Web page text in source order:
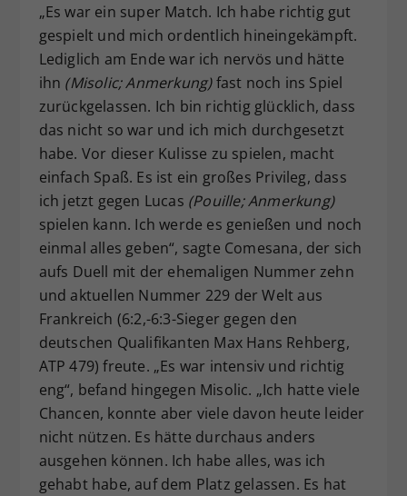
„Es war ein super Match. Ich habe richtig gut
gespielt und mich ordentlich hineingekämpft.
Lediglich am Ende war ich nervös und hätte
ihn (Misolic; Anmerkung)fast noch ins Spiel
zurückgelassen. Ich bin richtig glücklich, dass
das nicht so war und ich mich durchgesetzt
habe. Vor dieser Kulisse zu spielen, macht
einfach Spaß. Es ist ein großes Privileg, dass
ich jetzt gegen Lucas (Pouille; Anmerkung)
spielen kann. Ich werde es genießen und noch
einmal alles geben“, sagte Comesana, der sich
aufs Duell mit der ehemaligen Nummer zehn
und aktuellen Nummer 229 der Welt aus
Frankreich (6:2,-6:3-Sieger gegen den
deutschen Qualifikanten Max Hans Rehberg,
ATP 479) freute. „Es war intensiv und richtig
eng“, befand hingegen Misolic. „Ich hatte viele
Chancen, konnte aber viele davon heute leider
nicht nützen. Es hätte durchaus anders
ausgehen können. Ich habe alles, was ich
gehabt habe, auf dem Platz gelassen. Es hat